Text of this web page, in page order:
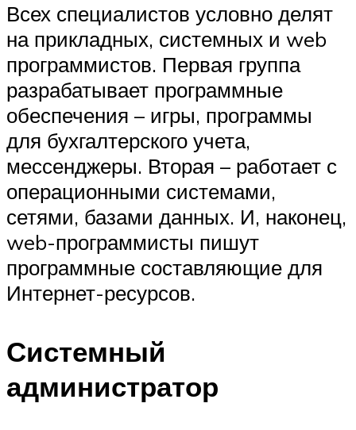
Всех специалистов условно делят
на прикладных, системных и web
программистов. Первая группа
разрабатывает программные
обеспечения – игры, программы
для бухгалтерского учета,
мессенджеры. Вторая – работает с
операционными системами,
сетями, базами данных. И, наконец,
web-программисты пишут
программные составляющие для
Интернет-ресурсов.
Системный
администратор